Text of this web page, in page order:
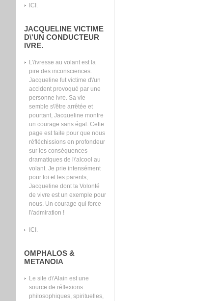
ICI.
JACQUELINE VICTIME
D\'UN CONDUCTEUR
IVRE.
L\'ivresse au volant est la
pire des inconsciences.
Jacqueline fut victime d\'un
accident provoqué par une
personne ivre. Sa vie
semble s\'être arrêtée et
pourtant, Jacqueline montre
un courage sans égal. Cette
page est faite pour que nous
réfléchissions en profondeur
sur les conséquences
dramatiques de l\'alcool au
volant. Je prie intensément
pour toi et tes parents,
Jacqueline dont ta Volonté
de vivre est un exemple pour
nous. Un courage qui force
l\'admiration !
ICI.
OMPHALOS &
METANOIA
Le site d\'Alain est une
source de réflexions
philosophiques, spirituelles,